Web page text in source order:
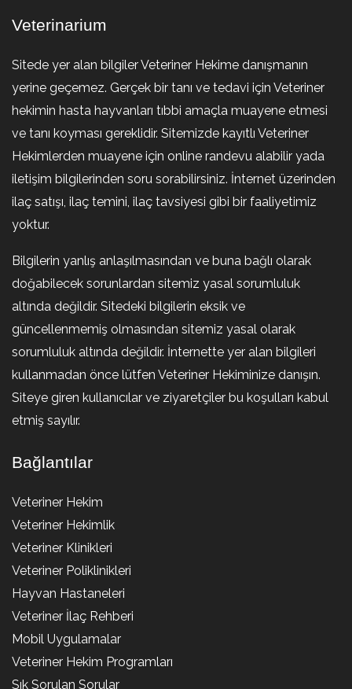
Veterinarium
Sitede yer alan bilgiler Veteriner Hekime danışmanın
yerine geçemez. Gerçek bir tanı ve tedavi için Veteriner
hekimin hasta hayvanları tıbbi amaçla muayene etmesi
ve tanı koyması gereklidir. Sitemizde kayıtlı Veteriner
Hekimlerden muayene için online randevu alabilir yada
iletişim bilgilerinden soru sorabilirsiniz. İnternet üzerinden
ilaç satışı, ilaç temini, ilaç tavsiyesi gibi bir faaliyetimiz
yoktur.
Bilgilerin yanlış anlaşılmasından ve buna bağlı olarak
doğabilecek sorunlardan sitemiz yasal sorumluluk
altında değildir. Sitedeki bilgilerin eksik ve
güncellenmemiş olmasından sitemiz yasal olarak
sorumluluk altında değildir. İnternette yer alan bilgileri
kullanmadan önce lütfen Veteriner Hekiminize danışın.
Siteye giren kullanıcılar ve ziyaretçiler bu koşulları kabul
etmiş sayılır.
Bağlantılar
Veteriner Hekim
Veteriner Hekimlik
Veteriner Klinikleri
Veteriner Poliklinikleri
Hayvan Hastaneleri
Veteriner İlaç Rehberi
Mobil Uygulamalar
Veteriner Hekim Programları
Sık Sorulan Sorular